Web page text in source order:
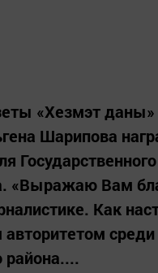
«Хезмэт даны»
Шарипова
Вам
Как
района....